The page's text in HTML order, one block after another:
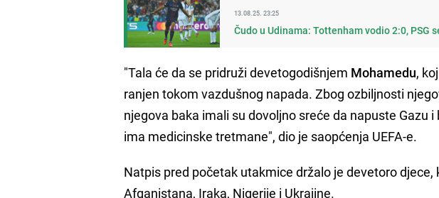
13.08.25. 23:25
Čudo u Udinama: Tottenham vodio 2:0, PSG
"Tala će da se pridruži devetogodišnjem Mohamedu,
ranjen tokom vazdušnog napada. Zbog ozbiljnosti
njegova baka imali su dovoljno sreće da napuste Gazu
ima medicinske tretmane", dio je saopćenja UEFA-e.
Natpis pred početak utakmice držalo je devetoro
Afganistana, Iraka, Nigerije i Ukrajine.